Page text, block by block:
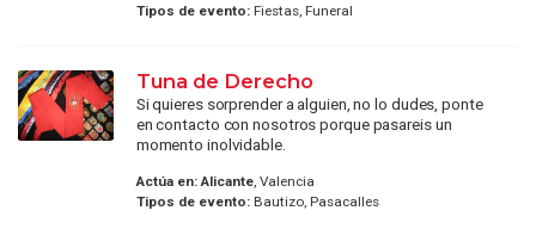
Tipos de evento:Fiestas, Funeral
Tuna de Derecho
Si quieres sorprender a alguien, no lo dudes, ponte
en contacto con nosotros porque pasareis un
momento inolvidable.
Actúa en: Alicante, Valencia
Tipos de evento:Bautizo, Pasacalles